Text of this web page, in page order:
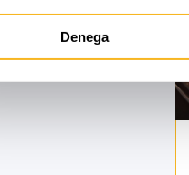
Denega